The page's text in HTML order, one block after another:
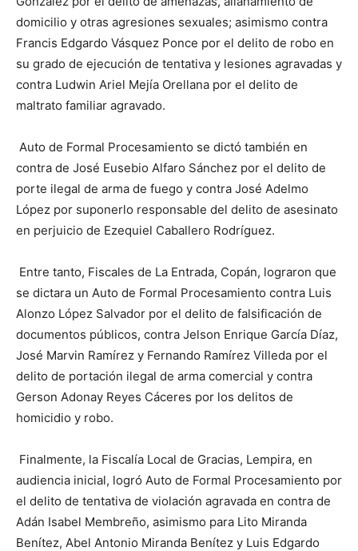
domicilio y otras agresiones sexuales; asimismo contra
Francis Edgardo Vásquez Ponce por el delito de robo en
su grado de ejecución de tentativa y lesiones agravadas y
contra Ludwin Ariel Mejía Orellana por el delito de
maltrato familiar agravado.
Auto de Formal Procesamiento se dictó también en
contra de José Eusebio Alfaro Sánchez por el delito de
porte ilegal de arma de fuego y contra José Adelmo
López por suponerlo responsable del delito de asesinato
en perjuicio de Ezequiel Caballero Rodríguez.
Entre tanto, Fiscales de La Entrada, Copán, lograron que
se dictara un Auto de Formal Procesamiento contra Luis
Alonzo López Salvador por el delito de falsificación de
documentos públicos, contra Jelson Enrique García Díaz,
José Marvin Ramírez y Fernando Ramírez Villeda por el
delito de portación ilegal de arma comercial y contra
Gerson Adonay Reyes Cáceres por los delitos de
homicidio y robo.
Finalmente, la Fiscalía Local de Gracias, Lempira, en
audiencia inicial, logró Auto de Formal Procesamiento por
el delito de tentativa de violación agravada en contra de
Adán Isabel Membreño, asimismo para Lito Miranda
Benítez, Abel Antonio Miranda Benítez y Luis Edgardo